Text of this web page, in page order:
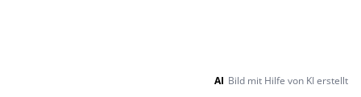
AI Bild mit Hilfe von KI erstellt